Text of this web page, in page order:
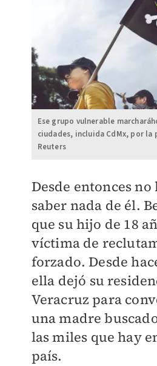
Ese grupo vulnerable
ciudades, incluida CdMx, por la
Reuters
Desde entonces
saber nada de él.
que su hijo de 18
víctima de
forzado. Desde
ella dejó su
Veracruz para
una madre
las miles que hay
país.